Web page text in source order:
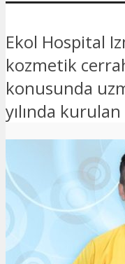
Ekol Hospital
kozmetik
konusunda
yılında